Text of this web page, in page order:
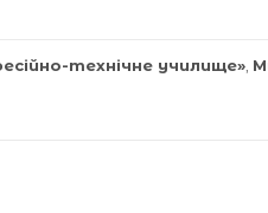
технічне училище»